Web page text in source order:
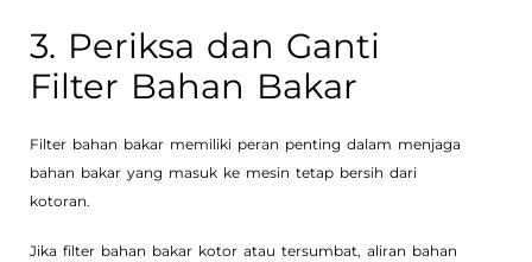
3. Periksa dan Ganti
Filter Bahan Bakar
Filter bahan bakar memiliki peran penting dalam menjaga
bahan bakar yang masuk ke mesin tetap bersih dari
kotoran.
Jika filter bahan bakar kotor atau tersumbat, aliran bahan